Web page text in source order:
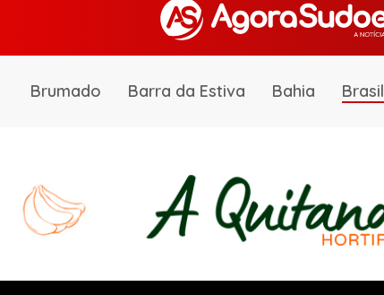
Brumado Barra da Estiva Bahia Brasil